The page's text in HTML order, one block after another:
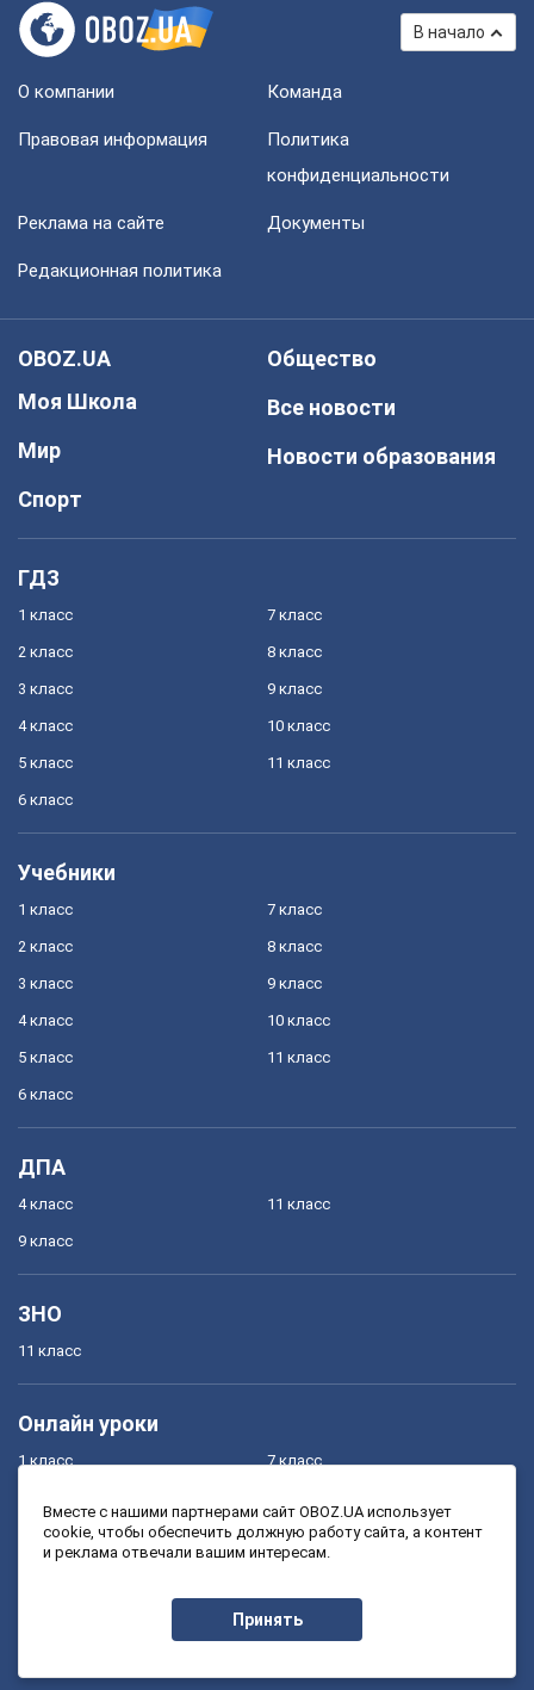
В начало
О компании Команда
Правовая информация
Политика
конфиденциальности
Реклама на сайте Документы
Редакционная политика
OBOZ.UA
Моя Школа
Мир
Спорт
Общество
Все новости
Новости образования
ГДЗ
1 класс
2 класс
3 класс
4 класс
5 класс
6 класс
7 класс
8 класс
9 класс
10 класс
11 класс
Учебники
1 класс
2 класс
3 класс
4 класс
5 класс
6 класс
7 класс
8 класс
9 класс
10 класс
11 класс
ДПА
4 класс
9 класс
11 класс
ЗНО
11 класс
Онлайн уроки
1 класс
3 класс
7 класс
9 класс
Вместе с нашими партнерами сайт OBOZ.UA использует
cookie, чтобы обеспечить должную работу сайта, а контент
и реклама отвечали вашим интересам.
Принять